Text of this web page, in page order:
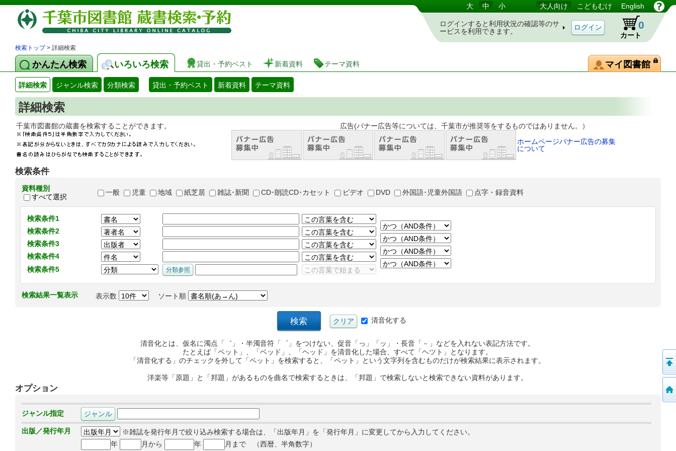
図書館 蔵書検索・予約システム 大 中 小 大人向け こどもむけ English
ログインすると利用状況の確認等のサ
ービスを利用できます。
カート
0
検索トップ> 詳細検索
かんたん検索 いろいろ検索 貸出・予約ベスト 新着資料 テーマ資料 マイ図書館
詳細検索 ジャンル検索 分類検索 貸出・予約ベスト 新着資料 テーマ資料
詳細検索
千葉市図書館の蔵書を検索することができます。 広告(バナー広告等については、千葉市が推奨等をするものではありません。）
ホームページバナー広告の募集
について
検索条件
資料種別
すべて選択
一般 児童 地域 紙芝居 雑誌･新聞 CD･朗読CD･カセット ビデオ DVD 外国語･児童外国語 点字・録音資料
検索条件1
検索条件2
検索条件3
検索条件4
検索条件5
検索結果一覧表示 表示数 ソート順
清音化する
清音化とは、仮名に濁点「゛」・半濁音符「゜」をつけない、促音「っ」「ッ」・長音「－」などを入れない表記方法です。
たとえば「ペット」、「ベッド」、「ヘッド」を清音化した場合、すべて「ヘツト」となります。
「清音化する」のチェックを外して「ペット」を検索すると、「ペット」という文字列を含むものだけが検索結果に表示されます。
洋楽等「原題」と「邦題」があるものを曲名で検索するときは、「邦題」で検索しないと検索できない資料があります。
オプション
ジャンル指定
出版／発行年月
※雑誌を発行年月で絞り込み検索する場合は、「出版年月」を「発行年月」に変更してから入力してください。
年
月から 年 月まで （西暦、半角数字）